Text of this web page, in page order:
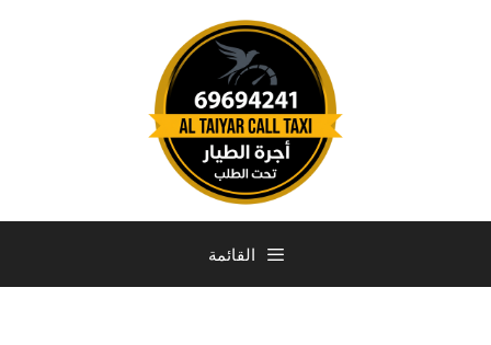
القائمة